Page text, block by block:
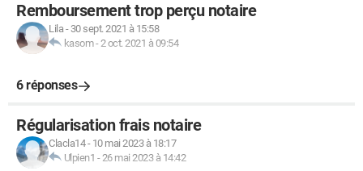
Remboursement trop perçu notaire
Lila- 30 sept. 2021 à 15:58
kasom-2 oct. 2021 à 09:54
6 réponses
Régularisation frais notaire
Clacla14- 10 mai 2023 à 18:17
Ulpien1 -26 mai 2023 à 14:42